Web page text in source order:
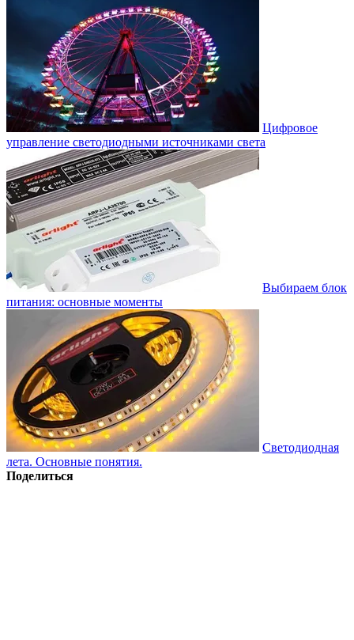
Цифровое
управление светодиодными источниками света
Выбираем блок
питания: основные моменты
Светодиодная
лета. Основные понятия.
Поделиться